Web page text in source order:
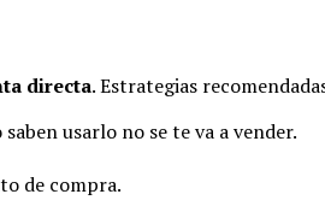
directa. Estrategias
usarlo no se te va a vender.
de compra.